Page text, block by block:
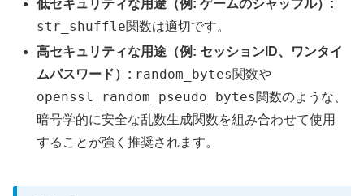
低セキュリティな用途（例: ゲームのシャッフル）:
str_shuffle関数は適切です。
高セキュリティな用途（例: セッションID、ワンタイ
ムパスワード）: random_bytes関数や
openssl_random_pseudo_bytes関数のような、
暗号学的に安全な乱数生成関数を組み合わせて使用
することが強く推奨されます。